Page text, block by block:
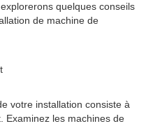
quelques conseils
de machine de
votre installation consiste à
Examinez les machines de